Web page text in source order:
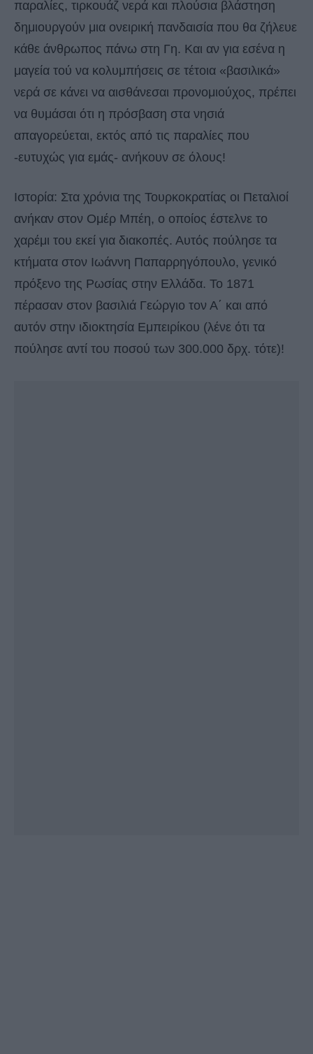
παραλίες, τιρκουάζ νερά και πλούσια βλάστηση
δημιουργούν μια ονειρική πανδαισία που θα ζήλευε
κάθε άνθρωπος πάνω στη Γη. Και αν για εσένα η
μαγεία τού να κολυμπήσεις σε τέτοια «βασιλικά»
νερά σε κάνει να αισθάνεσαι προνομιούχος, πρέπει
να θυμάσαι ότι η πρόσβαση στα νησιά
απαγορεύεται, εκτός από τις παραλίες που
-ευτυχώς για εμάς- ανήκουν σε όλους!
Ιστορία: Στα χρόνια της Τουρκοκρατίας οι Πεταλιοί
ανήκαν στον Ομέρ Μπέη, ο οποίος έστελνε το
χαρέμι του εκεί για διακοπές. Αυτός πούλησε τα
κτήματα στον Ιωάννη Παπαρρηγόπουλο, γενικό
πρόξενο της Ρωσίας στην Ελλάδα. Το 1871
πέρασαν στον βασιλιά Γεώργιο τον Α΄ και από
αυτόν στην ιδιοκτησία Εμπειρίκου (λένε ότι τα
πούλησε αντί του ποσού των 300.000 δρχ. τότε)!